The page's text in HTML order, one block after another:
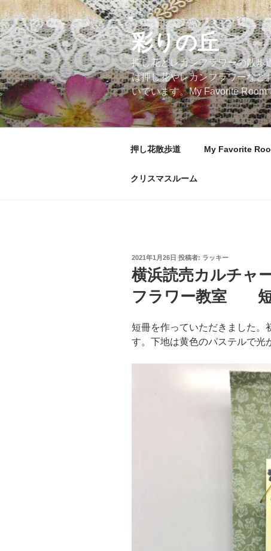
コ
ン
テ
ン
ツ
へ
ス
キ
ッ
彩りの丘
押し花とレカンフラワーの散歩
は押し花やレカンフラワーなど
いています。My Favorite
押し花散歩道 My Favorite
クリスマスルーム
投
稿
日:
2021年1月26日 投稿者: ラッキー
横浜読売カルチャ
フラワー教室 短
短冊を作っていただきました。
す。下地は黄色のパステルで光